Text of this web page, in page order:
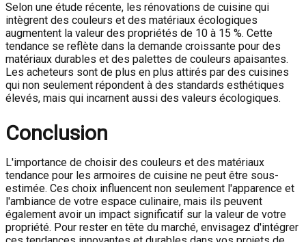
Selon une étude récente, les rénovations de cuisine qui
intègrent des couleurs et des matériaux écologiques
augmentent la valeur des propriétés de 10 à 15 %. Cette
tendance se reflète dans la demande croissante pour des
matériaux durables et des palettes de couleurs apaisantes.
Les acheteurs sont de plus en plus attirés par des cuisines
qui non seulement répondent à des standards esthétiques
élevés, mais qui incarnent aussi des valeurs écologiques.
Conclusion
L'importance de choisir des couleurs et des matériaux
tendance pour les armoires de cuisine ne peut être sous-
estimée. Ces choix influencent non seulement l'apparence et
l'ambiance de votre espace culinaire, mais ils peuvent
également avoir un impact significatif sur la valeur de votre
propriété. Pour rester en tête du marché, envisagez d'intégrer